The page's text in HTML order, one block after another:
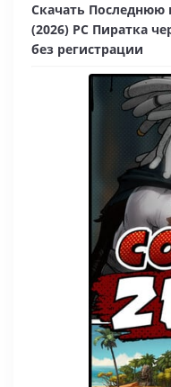
Скачать Последнюю
(2026) PC Пиратка
без регистрации